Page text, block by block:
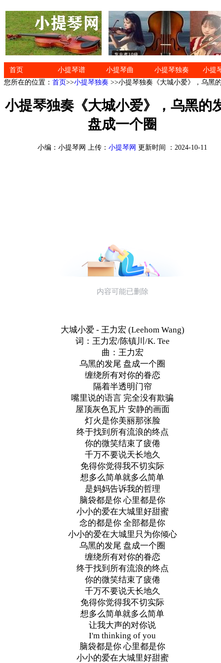
首页 小提琴谱 小提琴曲 小提琴独奏
小提
您所在的位置： 首页>>小提琴独奏 >>小提琴独奏《大城小爱》，乌黑
小提琴独奏《大城小爱》，乌黑的
盘成一个圈
小编：小提琴网 上传： 小提琴网 更新时间 ：2024-10-11
大城小爱 - 王力宏 (Leehom Wang)
词：王力宏/陈镇川/K. Tee
曲：王力宏
乌黑的发尾 盘成一个圈
缠绕所有对你的眷恋
隔着半透明门帘
嘴里说的语言 完全没有欺骗
屋顶灰色瓦片 安静的画面
灯火是你美丽那张脸
终于找到所有流浪的终点
你的微笑结束了疲倦
千万不要说天长地久
免得你觉得我不切实际
想多么简单就多么简单
是妈妈告诉我的哲理
脑袋都是你 心里都是你
小小的爱在大城里好甜蜜
念的都是你 全部都是你
小小的爱在大城里只为你倾心
乌黑的发尾 盘成一个圈
缠绕所有对你的眷恋
终于找到所有流浪的终点
你的微笑结束了疲倦
千万不要说天长地久
免得你觉得我不切实际
想多么简单就多么简单
让我大声的对你说
I'm thinking of you
脑袋都是你 心里都是你
小小的爱在大城里好甜蜜